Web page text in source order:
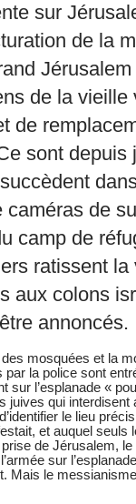
sur
de la
de la
de
sont depuis
caméras de
camp de
ratissent
aux colons
annoncés.
des mosquées et la
la police sont
sur l’esplanade «
juives qui
le lieu
et auquel
de Jérusalem,
sur
Mais le